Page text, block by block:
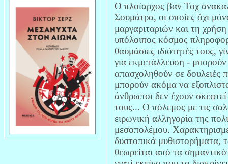
Ο πλοίαρχος βαν Τοχ
Σουμάτρα, οι οποίες όχι
μαργαριταριών και τη
υπόλοιπος κόσμος
θαυμάσιες ιδιότητές τους,
για εκμετάλλευση -
απασχοληθούν σε δουλειές
μπορούν ακόμα να
άνθρωποι δεν έχουν
τους... Ο πόλεμος με τις
ειρωνική αλληγορία της
μεσοπολέμου.
δυστοπικά μυθιστορήματα,
θεωρείται από τα